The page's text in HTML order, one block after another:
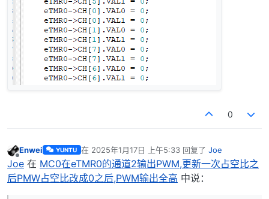
0
离线
Enwei YUNTU 在 2025年1月17日 上午5:33回复了 Joe
最后由 编辑
Joe 在 MC0在eTMR0的通道2输出PWM,更新一次占空比之
后PMW占空比改成0之后,PWM输出全高 中说：